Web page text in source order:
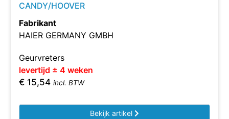
CANDY/HOOVER
Fabrikant
HAIER GERMANY GMBH
Geurvreters
levertijd ± 4 weken
€ 15,54 incl. BTW
Bekijk artikel